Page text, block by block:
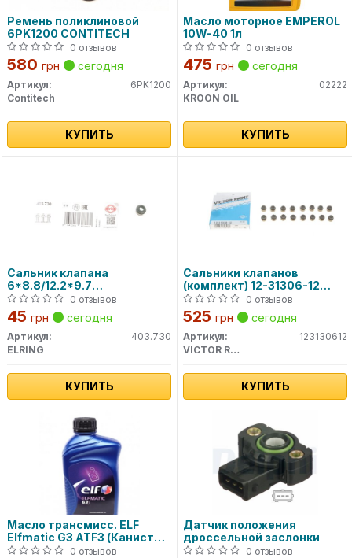
Ремень поликлиновой
6PK1200 CONTITECH
0 отзывов
580 грн сегодня
Артикул:
6PK1200
Contitech
КУПИТЬ
Масло моторное EMPEROL
10W-40 1л
0 отзывов
475 грн сегодня
Артикул:
02222
KROON OIL
КУПИТЬ
Сальник клапана
6*8.8/12.2*9.7
VW,AUDI,BMW,DB,OPEL
403.730 ELRING
0 отзывов
45 грн сегодня
Артикул:
403.730
ELRING
КУПИТЬ
Сальники клапанов
(комплект) 12-31306-12
VICTOR REINZ0 отзывов
525 грн сегодня
Артикул:
123130612
VICTOR REINZ
КУПИТЬ
Масло трансмисс. ELF
Elfmatic G3 ATF3 (Канистра
1л)
0 отзывов
Датчик положения
дроссельной заслонки
0 отзывов